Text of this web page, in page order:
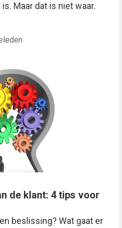
Maar dat is niet waar.
de klant: 4 tips voor
beslissing? Wat gaat er